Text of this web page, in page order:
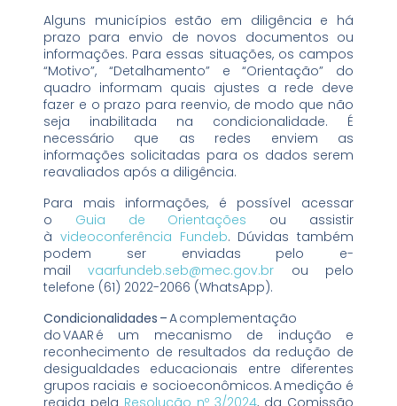
Alguns municípios estão em diligência e há
prazo para envio de novos documentos ou
informações. Para essas situações, os campos
“Motivo”, “Detalhamento” e “Orientação” do
quadro informam quais ajustes a rede deve
fazer e o prazo para reenvio, de modo que não
seja inabilitada na condicionalidade. É
necessário que as redes enviem as
informações solicitadas para os dados serem
reavaliados após a diligência.
Para mais informações, é possível acessar
o Guia de Orientações ou assistir
à videoconferência Fundeb. Dúvidas também
podem ser enviadas pelo e-
mailvaarfundeb.seb@mec.gov.br ou pelo
telefone (61) 2022-2066 (WhatsApp).
Condicionalidades –A complementação
do VAAR é um mecanismo de indução e
reconhecimento de resultados da redução de
desigualdades educacionais entre diferentes
grupos raciais e socioeconômicos. A medição é